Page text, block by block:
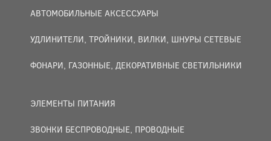
АВТОМОБИЛЬНЫЕ АКСЕССУАРЫ
УДЛИНИТЕЛИ, ТРОЙНИКИ, ВИЛКИ, ШНУРЫ СЕТЕВЫЕ
ФОНАРИ, ГАЗОННЫЕ, ДЕКОРАТИВНЫЕ СВЕТИЛЬНИКИ
ЭЛЕМЕНТЫ ПИТАНИЯ
ЗВОНКИ БЕСПРОВОДНЫЕ, ПРОВОДНЫЕ